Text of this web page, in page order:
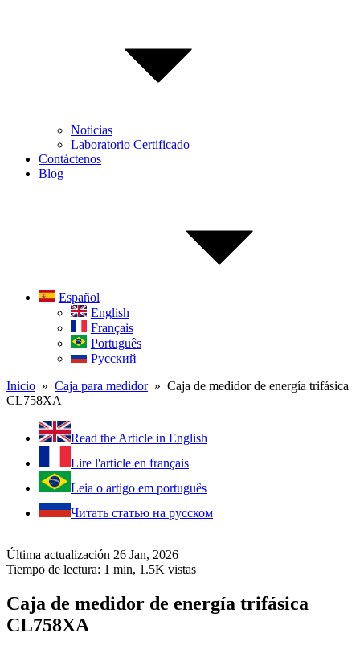
Noticias
Laboratorio Certificado
Contáctenos
Blog
Español
English
Français
Português
Русский
Inicio » Caja para medidor» Caja de medidor de energía trifásica
CL758XA
Read the Article in English
Lire l'article en français
Leia o artigo em português
Читать статью на русском
Última actualización 26 Jan, 2026
Tiempo de lectura: 1 min, 1.5K vistas
Caja de medidor de energía trifásica
CL758XA